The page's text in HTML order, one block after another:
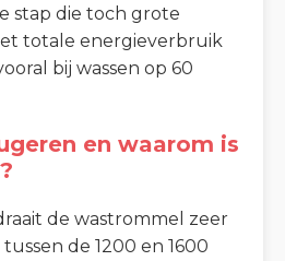
stap die toch grote
totale energieverbruik
bij wassen op 60
en waarom is
de wastrommel zeer
de 1200 en 1600